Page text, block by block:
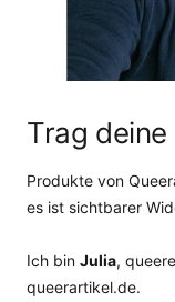
Trag
Produkte von
es ist sichtbarer
Ich bin Julia,
queerartikel.de.